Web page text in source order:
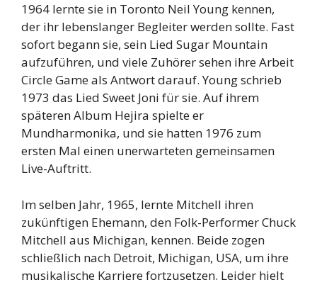
1964 lernte sie in Toronto Neil Young kennen,
der ihr lebenslanger Begleiter werden sollte. Fast
sofort begann sie, sein Lied Sugar Mountain
aufzuführen, und viele Zuhörer sehen ihre Arbeit
Circle Game als Antwort darauf. Young schrieb
1973 das Lied Sweet Joni für sie. Auf ihrem
späteren Album Hejira spielte er
Mundharmonika, und sie hatten 1976 zum
ersten Mal einen unerwarteten gemeinsamen
Live-Auftritt.
Im selben Jahr, 1965, lernte Mitchell ihren
zukünftigen Ehemann, den Folk-Performer Chuck
Mitchell aus Michigan, kennen. Beide zogen
schließlich nach Detroit, Michigan, USA, um ihre
musikalische Karriere fortzusetzen. Leider hielt